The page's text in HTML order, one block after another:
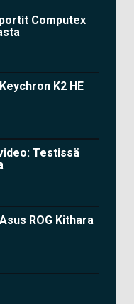
Computex
K2 HE
Testissä
ROG Kithara